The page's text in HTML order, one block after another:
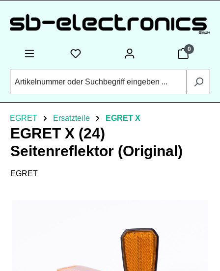
0
EGRET Ersatzteile EGRET X
EGRET X (24)
Seitenreflektor (Original)
EGRET